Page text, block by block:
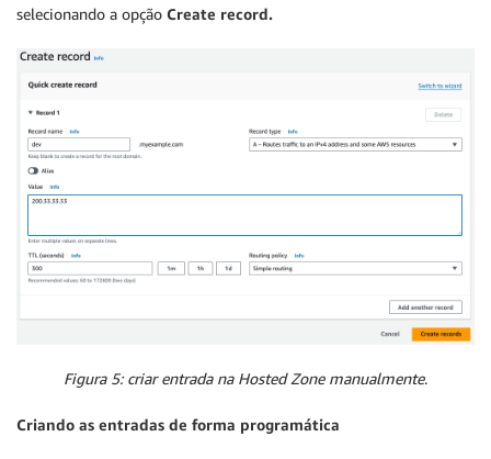
selecionando a opção Create record.
Figura 5: criar entrada na Hosted Zone manualmente.
Criando as entradas de forma programática